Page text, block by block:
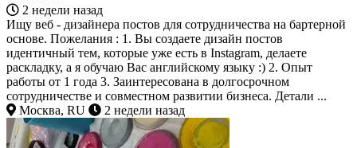
2 недели назад
Ищу веб - дизайнера постов для сотрудничества на бартерной
основе. Пожелания : 1. Вы создаете дизайн постов
идентичный тем, которые уже есть в Instagram, делаете
раскладку, а я обучаю Вас английскому языку :) 2. Опыт
работы от 1 года 3. Заинтересована в долгосрочном
сотрудничестве и совместном развитии бизнеса. Детали ...
Москва, RU
2 недели назад